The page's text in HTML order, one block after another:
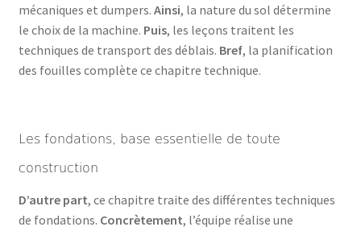
mécaniques et dumpers. Ainsi, la nature du sol détermine
le choix de la machine. Puis, les leçons traitent les
techniques de transport des déblais. Bref, la planification
des fouilles complète ce chapitre technique.
Les fondations, base essentielle de toute
construction
D’autre part, ce chapitre traite des différentes techniques
de fondations. Concrètement, l’équipe réalise une